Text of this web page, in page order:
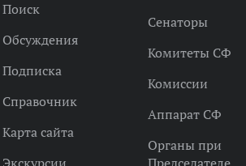
Поиск
Обсуждения
Подписка
Справочник
Карта сайта
Экскурсии
Сенаторы
Комитеты СФ
Комиссии
Аппарат СФ
Органы при
Председателе